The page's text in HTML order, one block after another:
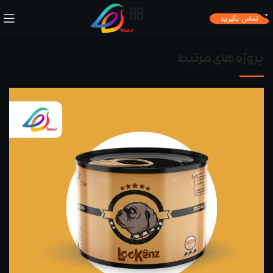
تماس بگیرید
جدیدتر قدیمی‌تر
پروژه های مرتبط